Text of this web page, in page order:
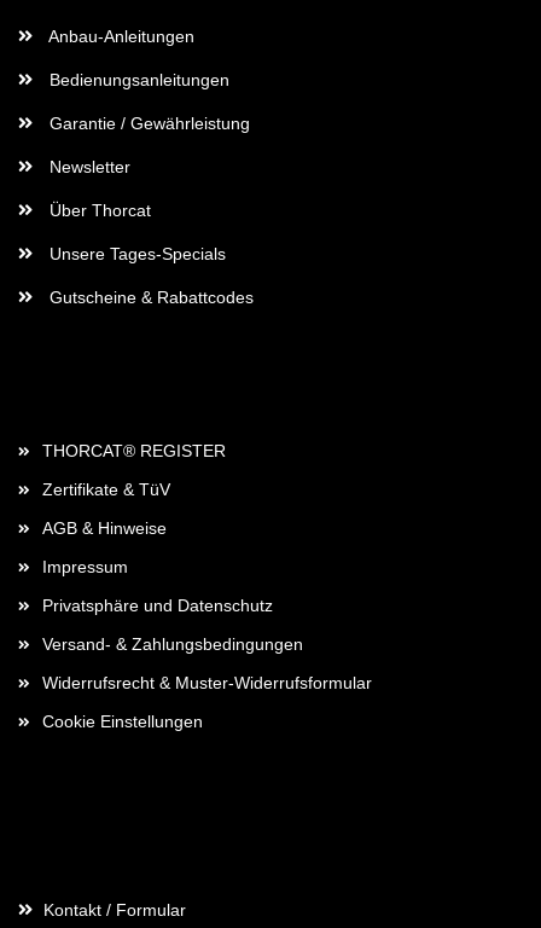
Anbau-Anleitungen
Bedienungsanleitungen
Garantie / Gewährleistung
Newsletter
Über Thorcat
Unsere Tages-Specials
Gutscheine & Rabattcodes
THORCAT® REGISTER
Zertifikate & TüV
AGB & Hinweise
Impressum
Privatsphäre und Datenschutz
Versand- & Zahlungsbedingungen
Widerrufsrecht & Muster-Widerrufsformular
Cookie Einstellungen
Kontakt / Formular